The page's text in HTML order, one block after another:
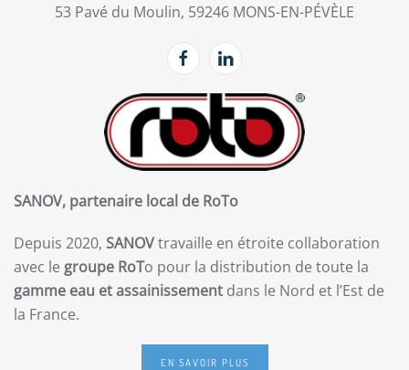
53 Pavé du Moulin, 59246 MONS-EN-PÉVÈLE
SANOV, partenaire local de RoTo
Depuis 2020, SANOVtravaille en étroite collaboration
avec le groupe RoTo pour la distribution de toute la
gamme eau et assainissement dans le Nord et l’Est de
la France.
EN SAVOIR PLUS